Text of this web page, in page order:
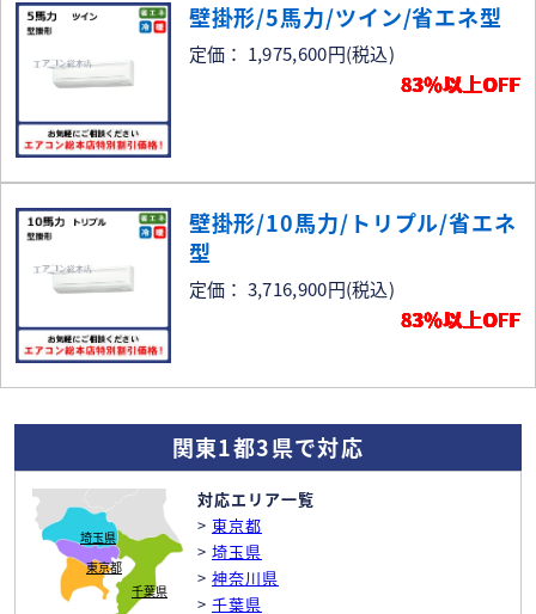
壁掛形/5馬力/ツイン/省エネ型
定価： 1,975,600円(税込)
83％以上OFF
壁掛形/10馬力/トリプル/省エネ
型
定価： 3,716,900円(税込)
83％以上OFF
関東1都3県で対応
東京都
埼玉県
千葉県
対応エリア一覧
> 東京都
> 埼玉県
> 神奈川県
> 千葉県